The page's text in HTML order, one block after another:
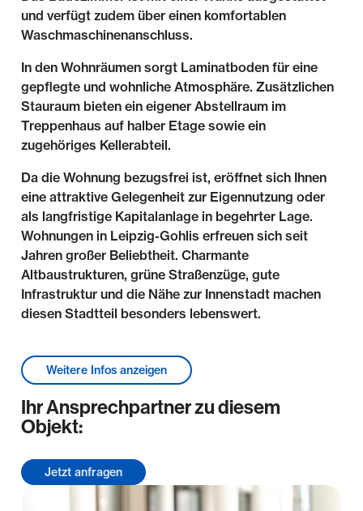
und verfügt zudem über einen komfortablen
Waschmaschinenanschluss.
In den Wohnräumen sorgt Laminatboden für eine
gepflegte und wohnliche Atmosphäre. Zusätzlichen
Stauraum bieten ein eigener Abstellraum im
Treppenhaus auf halber Etage sowie ein
zugehöriges Kellerabteil.
Da die Wohnung bezugsfrei ist, eröffnet sich Ihnen
eine attraktive Gelegenheit zur Eigennutzung oder
als langfristige Kapitalanlage in begehrter Lage.
Wohnungen in Leipzig-Gohlis erfreuen sich seit
Jahren großer Beliebtheit. Charmante
Altbaustrukturen, grüne Straßenzüge, gute
Infrastruktur und die Nähe zur Innenstadt machen
diesen Stadtteil besonders lebenswert.
Lage & Umgebung
Innenstadt, wird Ihnen eine unvergleichliche Lage
zwischen Stadtzentrum und Grünflächen geboten.
und herrschaftliche Mehrfamilienhäuser prägen die
Architektur der Umgebungsbebauung.
Weitere Infos anzeigen
Ihr Ansprechpartner zu diesem
Objekt:
Jetzt anfragen